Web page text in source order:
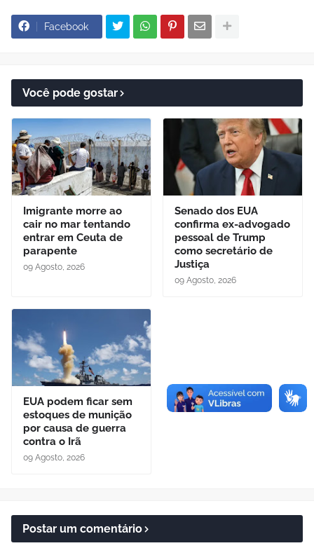
Facebook
Você pode gostar
Imigrante morre ao
cair no mar tentando
entrar em Ceuta de
parapente
09 Agosto, 2026
Senado dos EUA
confirma ex-advogado
pessoal de Trump
como secretário de
Justiça
09 Agosto, 2026
EUA podem ficar sem
estoques de munição
por causa de guerra
contra o Irã
09 Agosto, 2026
Postar um comentário